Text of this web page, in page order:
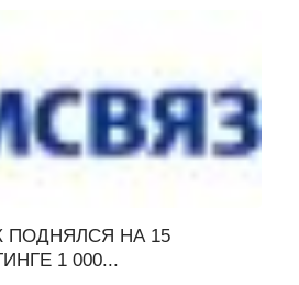
ПОДНЯЛСЯ НА 15
1 000...